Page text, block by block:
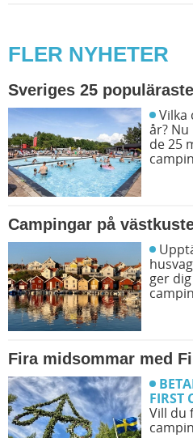
FLER NYHETER
Sveriges 25
Vilka campingar toppar listan i
år?
de 25
favorit
Campingar på
ger
en
Fira midsommar med
FIRST
Vill du